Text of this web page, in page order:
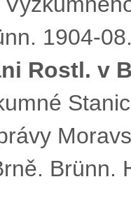
1904-
Rostl. v
Brünn.